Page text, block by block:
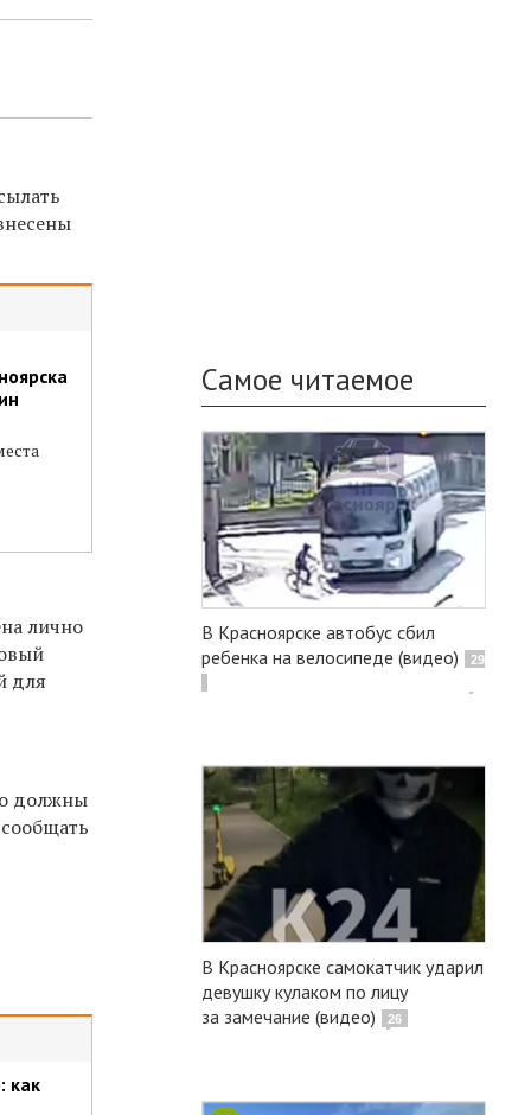
лично
для
должны
как
Самое читаемое
В Красноярске автобус сбил
ребенка на велосипеде (видео)
29
В Красноярске самокатчик ударил
девушку кулаком по лицу
за замечание (видео)
26